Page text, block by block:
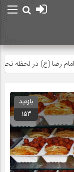
رضا (ع) در لحظه تحویل
بازدید
153